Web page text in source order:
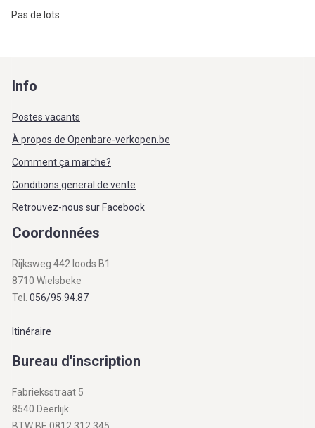
Pas de lots
Info
Postes vacants
À propos de Openbare-verkopen.be
Comment ça marche?
Conditions general de vente
Retrouvez-nous sur Facebook
Coordonnées
Rijksweg 442 loods B1
8710 Wielsbeke
Tel. 056/95.94.87
Itinéraire
Bureau d'inscription
Fabrieksstraat 5
8540 Deerlijk